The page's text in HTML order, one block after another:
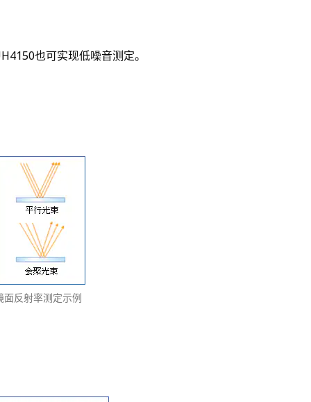
也可实现低噪音测定。
面反射率测定示例